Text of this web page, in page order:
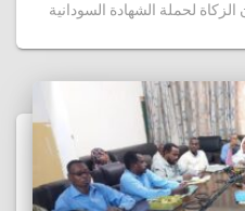
لحملة الشهادة السودانية